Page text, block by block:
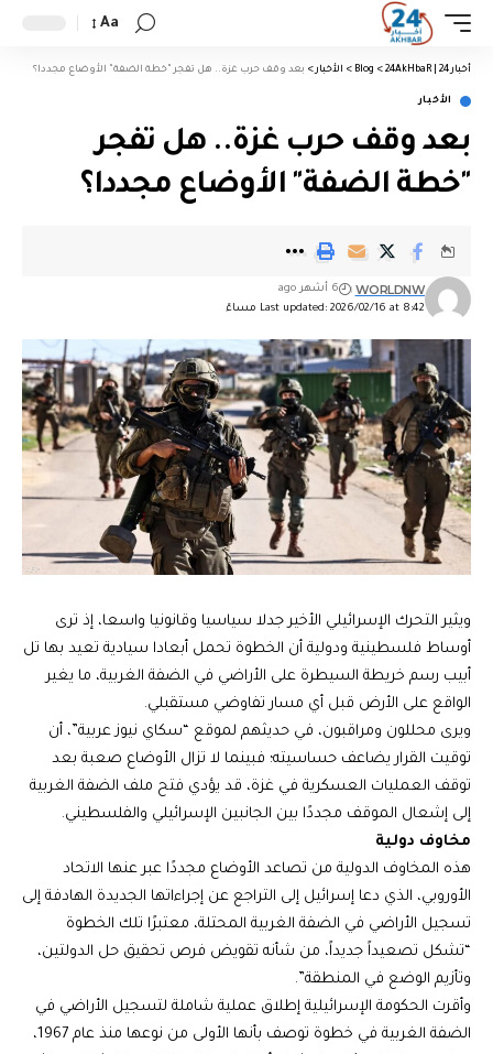
Aa
أخبار 24 | 24AkHbaR >
Blog
> الأخبار > بعد وقف حرب غزة.. هل تفجر "خطة الضفة" الأوضاع مجددا؟
الأخبار
بعد وقف حرب غزة.. هل تفجر
"خطة الضفة" الأوضاع مجددا؟
Last updated: 2026/02/16 at 8:42 مساءً
WORLDNW 6 أشهر ago
ويثير التحرك الإسرائيلي الأخير جدلا سياسيا وقانونيا واسعا، إذ ترى
أوساط فلسطينية ودولية أن الخطوة تحمل أبعادا سيادية تعيد بها تل
أبيب رسم خريطة السيطرة على الأراضي في الضفة الغربية، ما يغير
الواقع على الأرض قبل أي مسار تفاوضي مستقبلي.
ويرى محللون ومراقبون، في حديثهم لموقع “سكاي نيوز عربية”، أن
توقيت القرار يضاعف حساسيته؛ فبينما لا تزال الأوضاع صعبة بعد
توقف العمليات العسكرية في غزة، قد يؤدي فتح ملف الضفة الغربية
إلى إشعال الموقف مجددًا بين الجانبين الإسرائيلي والفلسطيني.
مخاوف دولية
هذه المخاوف الدولية من تصاعد الأوضاع مجددًا عبر عنها الاتحاد
الأوروبي، الذي دعا إسرائيل إلى التراجع عن إجراءاتها الجديدة الهادفة إلى
تسجيل الأراضي في الضفة الغربية المحتلة، معتبرًا تلك الخطوة
“تشكل تصعيداً جديداً، من شأنه تقويض فرص تحقيق حل الدولتين،
وتأزيم الوضع في المنطقة”.
وأقرت الحكومة الإسرائيلية إطلاق عملية شاملة لتسجيل الأراضي في
الضفة الغربية في خطوة توصف بأنها الأولى من نوعها منذ عام 1967،